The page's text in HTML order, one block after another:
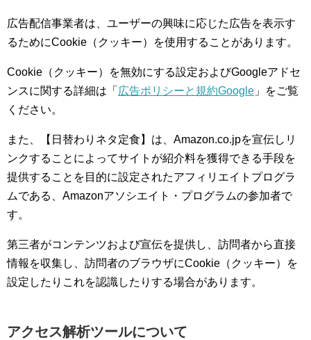
広告配信事業者は、ユーザーの興味に応じた広告を表示す
るためにCookie（クッキー）を使用することがあります。
Cookie（クッキー）を無効にする設定およびGoogleアドセ
ンスに関する詳細は「 広告ポリシーと規約Google 」をご覧
ください。
また、【日替わりネタ定食】は、Amazon.co.jpを宣伝しリ
ンクすることによってサイトが紹介料を獲得できる手段を
提供することを目的に設定されたアフィリエイトプログラ
ムである、Amazonアソシエイト・プログラムの参加者で
す。
第三者がコンテンツおよび宣伝を提供し、訪問者から直接
情報を収集し、訪問者のブラウザにCookie（クッキー）を
設定したりこれを認識したりする場合があります。
アクセス解析ツールについて